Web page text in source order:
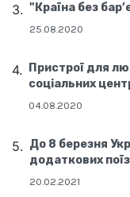
"Країна без
25.08.2020
Пристрої для
соціальних
04.08.2020
До 8 березня
додаткових
20.02.2021